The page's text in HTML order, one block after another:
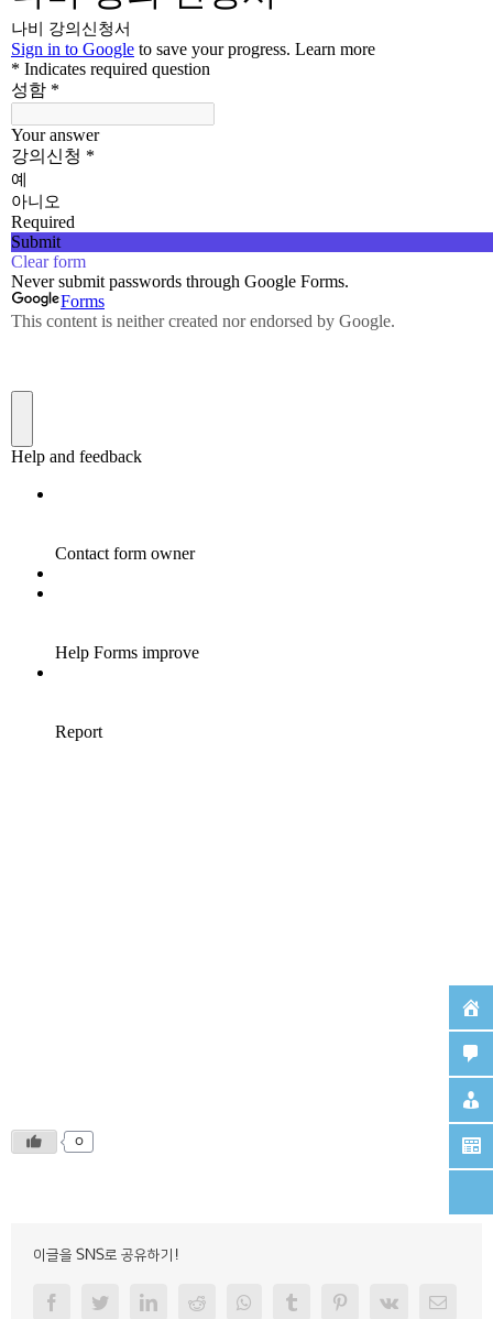
0
이글을 SNS로 공유하기!
Facebook
TwitterLinkedinReddit Whatsapp
Tumblr Pinterest
Vk Email